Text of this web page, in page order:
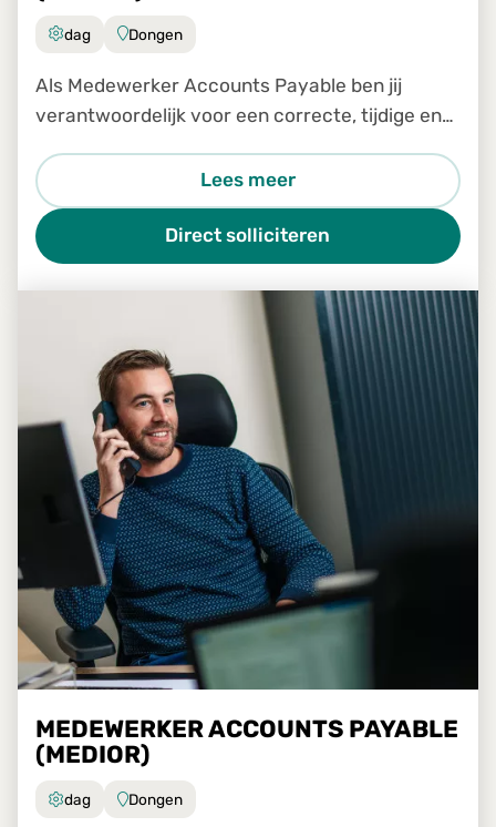
dag Dongen
Als Medewerker Accounts Payable ben jij
verantwoordelijk voor een correcte, tijdige en
binnen ons Shared Service Center. Je bent een
belangrijke schakel in
Lees meer
Direct solliciteren
MEDEWERKER ACCOUNTS PAYABLE
(MEDIOR)
dag Dongen